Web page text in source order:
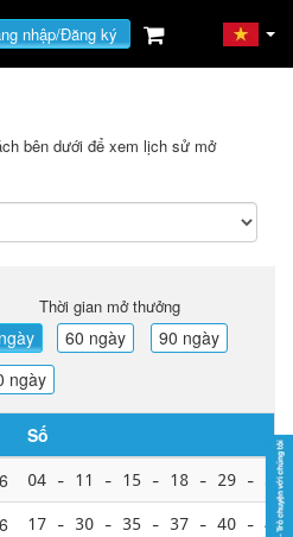
nhập/Đăng ký
bên dưới để xem lịch sử mở
Thời gian mở thưởng
60 ngày
90 ngày
ngày
Số
04 - 11 - 15 - 18 - 29 - 35
17 - 30 - 35 - 37 - 40 - 42